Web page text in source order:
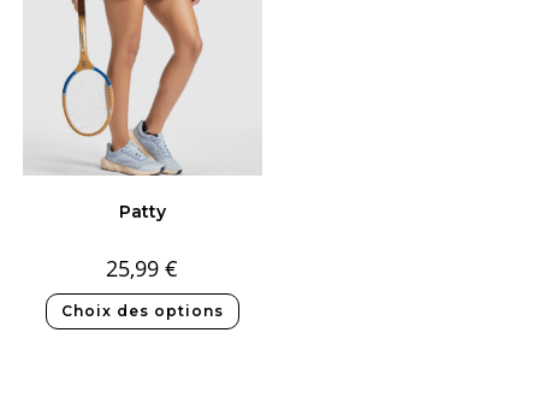
Patty
25,99€
Choix des options